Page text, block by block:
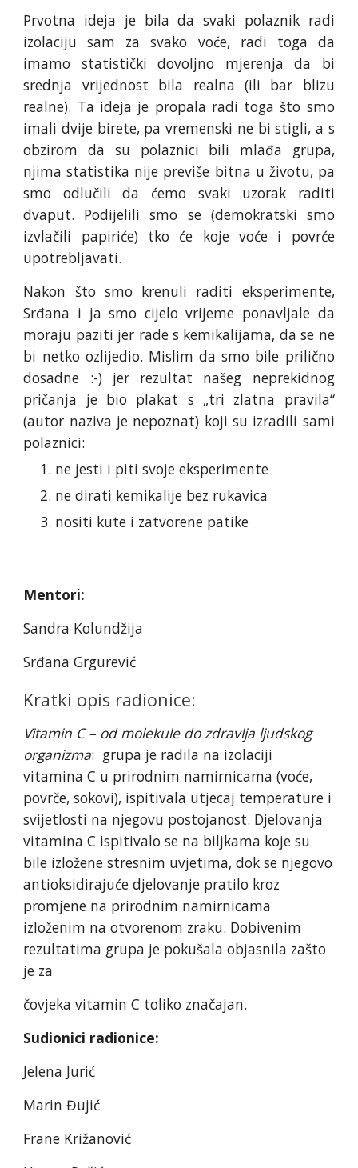
Prvotna ideja je bila da svaki polaznik radi
izolaciju sam za svako voće, radi toga da
imamo statistički dovoljno mjerenja da bi
srednja vrijednost bila realna (ili bar blizu
realne). Ta ideja je propala radi toga što smo
imali dvije birete, pa vremenski ne bi stigli, a s
obzirom da su polaznici bili mlađa grupa,
njima statistika nije previše bitna u životu, pa
smo odlučili da ćemo svaki uzorak raditi
dvaput. Podijelili smo se (demokratski smo
izvlačili papiriće) tko će koje voće i povrće
upotrebljavati.
Nakon što smo krenuli raditi eksperimente,
Srđana i ja smo cijelo vrijeme ponavljale da
moraju paziti jer rade s kemikalijama, da se ne
bi netko ozlijedio. Mislim da smo bile prilično
dosadne :-) jer rezultat našeg neprekidnog
pričanja je bio plakat s „tri zlatna pravila“
(autor naziva je nepoznat) koji su izradili sami
polaznici:
ne jesti i piti svoje eksperimente
ne dirati kemikalije bez rukavica
nositi kute i zatvorene patike
Mentori:
Sandra Kolundžija
Srđana Grgurević
Kratki opis radionice:
Vitamin C – od molekule do zdravlja ljudskog
organizma: grupa je radila na izolaciji
vitamina C u prirodnim namirnicama (voće,
povrče, sokovi), ispitivala utjecaj temperature i
svijetlosti na njegovu postojanost. Djelovanja
vitamina C ispitivalo se na biljkama koje su
bile izložene stresnim uvjetima, dok se njegovo
antioksidirajuće djelovanje pratilo kroz
promjene na prirodnim namirnicama
izloženim na otvorenom zraku. Dobivenim
rezultatima grupa je pokušala objasnila zašto
je za
čovjeka vitamin C toliko značajan.
Sudionici radionice:
Jelena Jurić
Marin Đujić
Frane Križanović